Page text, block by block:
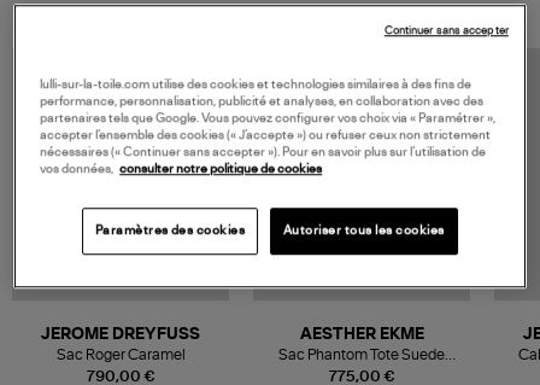
790,00 €
JEROME DREYFUSS
Sac Roger Caramel
775,00 €
AESTHER EKME
Sac Phantom Tote Suede
Havana
lulli-sur-la-toile.com utilise des cookies et technologies similaires à des fins de
performance, personnalisation, publicité et analyses, en collaboration avec des
partenaires tels que Google. Vous pouvez configurer vos choix via « Paramétrer »,
accepter l’ensemble des cookies (« J’accepte ») ou refuser ceux non strictement
nécessaires (« Continuer sans accepter »). Pour en savoir plus sur l’utilisation de
vos données,
consulter notre politique de cookies
Paramètres des cookies Autoriser tous les cookies
Continuer sans accepter